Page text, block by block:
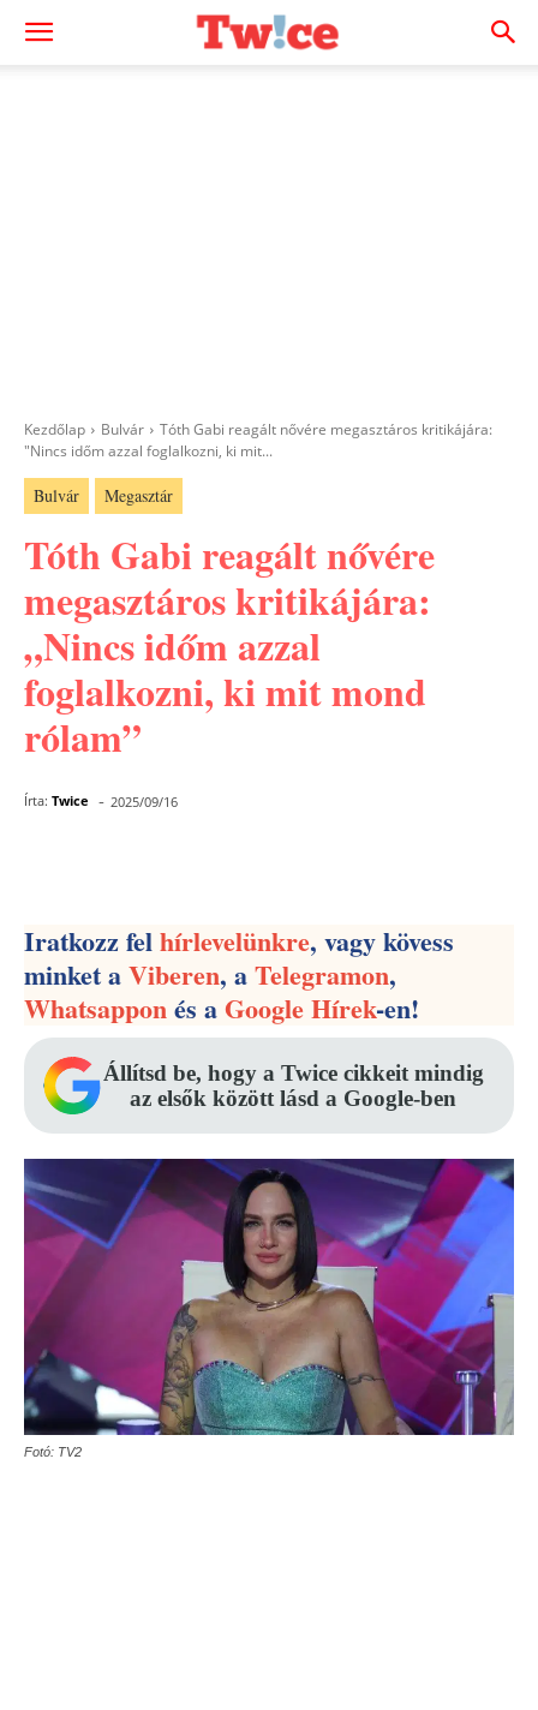
Kezdőlap Bulvár
Tóth Gabi reagált nővére megasztáros kritikájára:
"Nincs időm azzal foglalkozni, ki mit...
Bulvár Megasztár
Tóth Gabi reagált nővére
megasztáros kritikájára:
„Nincs időm azzal
foglalkozni, ki mit mond
rólam”
Írta: Twice - 2025/09/16
Iratkozz felhírlevelünkre, vagy kövess
minket aViberen, aTelegramon,
Whatsapponés aGoogle Hírek-en!
Állítsd be, hogy a Twice cikkeit mindig
az elsők között lásd a Google-ben
Fotó: TV2